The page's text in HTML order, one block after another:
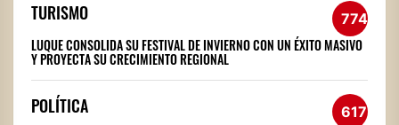
TURISMO 774
LUQUE CONSOLIDA SU FESTIVAL DE INVIERNO CON UN ÉXITO MASIVO
Y PROYECTA SU CRECIMIENTO REGIONAL
POLÍTICA 617